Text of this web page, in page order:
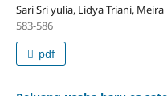
Sari Sri yulia, Lidya Triani,
583-586
pdf